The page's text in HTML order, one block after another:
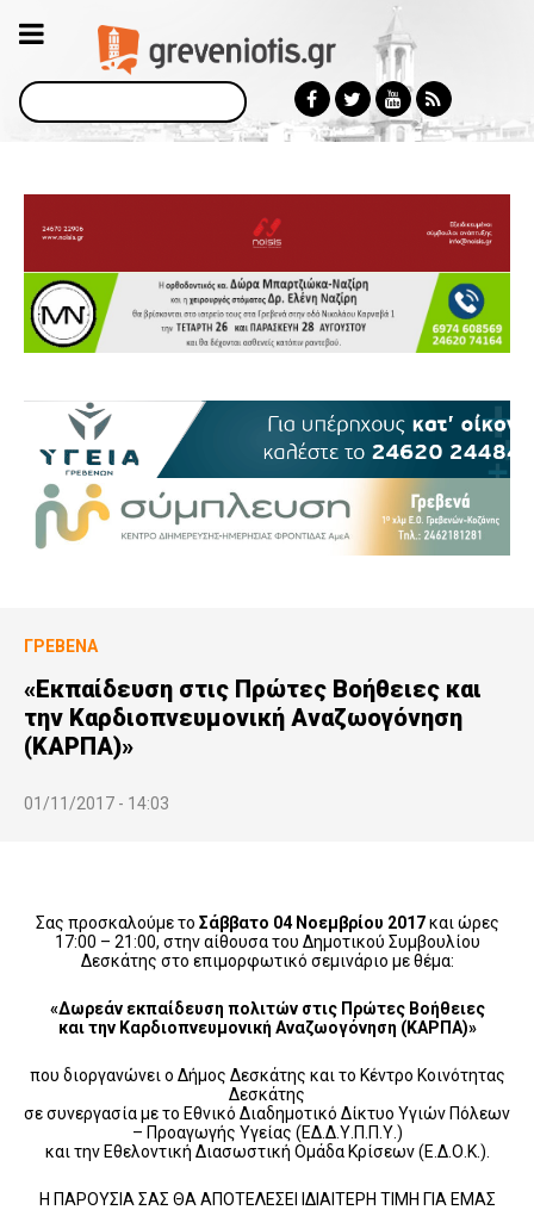
Αναζήτηση
ΓΡΕΒΕΝΆ
«Εκπαίδευση στις Πρώτες Βοήθειες και
την Καρδιοπνευμονική Αναζωογόνηση
(ΚΑΡΠΑ)»
01/11/2017 - 14:03
Σας προσκαλούμε το Σάββατο 04 Νοεμβρίου 2017και ώρες
17:00 – 21:00, στην αίθουσα του Δημοτικού Συμβουλίου
Δεσκάτης στο επιμορφωτικό σεμινάριο με θέμα:
«Δωρεάν εκπαίδευση πολιτών στις Πρώτες Βοήθειες
και την Καρδιοπνευμονική Αναζωογόνηση (ΚΑΡΠΑ)»
που διοργανώνει ο Δήμος Δεσκάτης και το Κέντρο Κοινότητας
Δεσκάτης
σε συνεργασία με το Εθνικό Διαδημοτικό Δίκτυο Υγιών Πόλεων
– Προαγωγής Υγείας (ΕΔ.Δ.Υ.Π.Π.Υ.)
και την Εθελοντική Διασωστική Ομάδα Κρίσεων (Ε.Δ.Ο.Κ.).
Η ΠΑΡΟΥΣΙΑ ΣΑΣ ΘΑ ΑΠΟΤΕΛΕΣΕΙ ΙΔΙΑΙΤΕΡΗ ΤΙΜΗ ΓΙΑ ΕΜΑΣ